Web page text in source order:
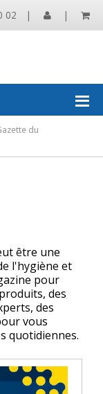
02 | |
du
être une
l'hygiène et
pour
des
des
vous
quotidiennes.